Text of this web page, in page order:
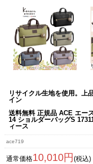
リサイクル生地を使用。上
イン
送料無料 正規品 ACE エー
14 ショルダーバッグS
ィース
ace719
通常価格10,010円 (税込)